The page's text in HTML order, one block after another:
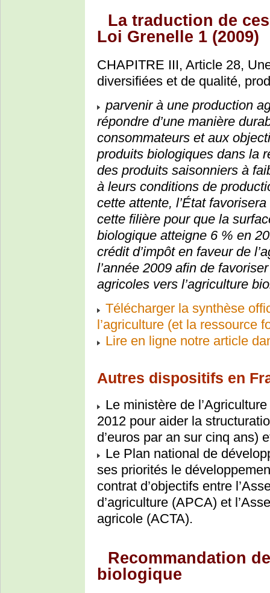
La traduction de
Loi Grenelle 1 (2009)
CHAPITRE III, Article 28,
diversifiées et de qualité,
parvenir à une production
répondre d’une manière
consommateurs et aux
produits biologiques dans la
des produits saisonniers à
à leurs conditions de
cette attente, l’État
cette filière pour que la
biologique atteigne 6 % en
crédit d’impôt en faveur de
l’année 2009 afin de
agricoles vers l’agriculture
Télécharger la synthèse
l’agriculture (et la ressource
Lire en ligne notre article
Autres dispositifs en
Le ministère de
2012 pour aider la
d’euros par an sur cinq ans)
Le Plan national de
ses priorités le
contrat d’objectifs entre
d’agriculture (APCA) et
agricole (ACTA).
Recommandation
biologique